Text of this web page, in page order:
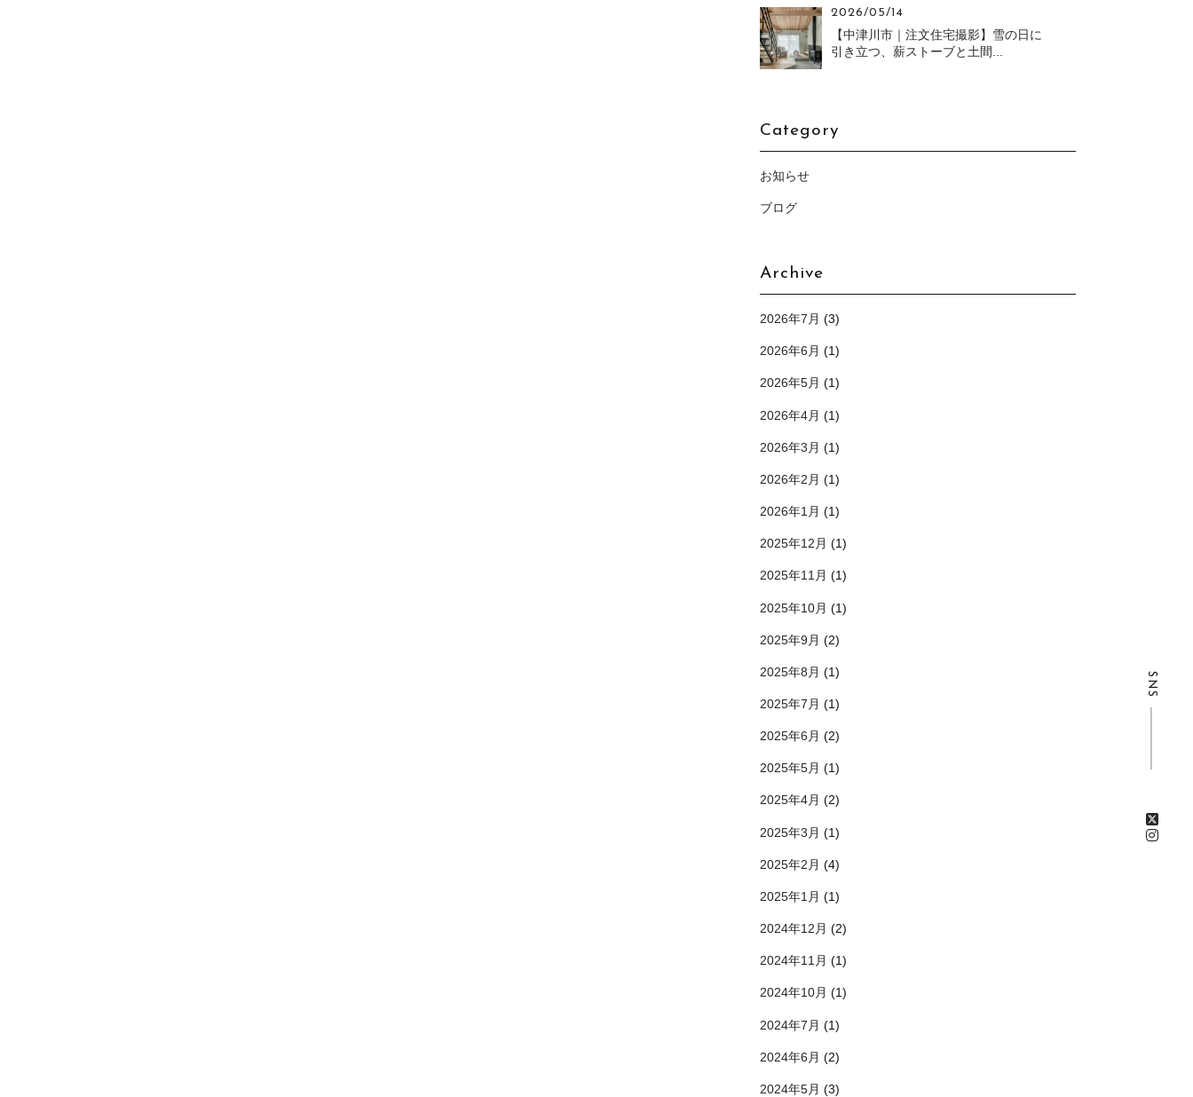
SNS
2026/05/14
【中津川市｜注文住宅撮影】雪の日に
引き立つ、薪ストーブと土間...
Category
お知らせ
ブログ
Archive
2026年7月 (3)
2026年6月 (1)
2026年5月 (1)
2026年4月 (1)
2026年3月 (1)
2026年2月 (1)
2026年1月 (1)
2025年12月 (1)
2025年11月 (1)
2025年10月 (1)
2025年9月 (2)
2025年8月 (1)
2025年7月 (1)
2025年6月 (2)
2025年5月 (1)
2025年4月 (2)
2025年3月 (1)
2025年2月 (4)
2025年1月 (1)
2024年12月 (2)
2024年11月 (1)
2024年10月 (1)
2024年7月 (1)
2024年6月 (2)
2024年5月 (3)